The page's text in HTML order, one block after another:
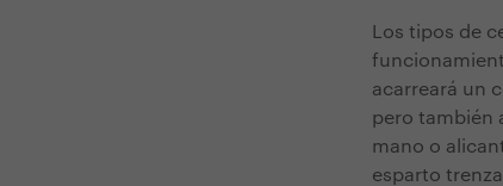
Los tipos de
acarreará un
pero también
mano o
esparto